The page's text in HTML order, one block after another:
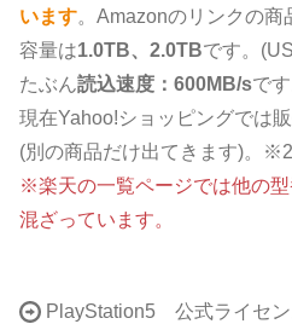
います。Amazonのリンクの商
容量は1.0TB、2.0TBです。
たぶん読込速度：600MB/sで
現在Yahoo!ショッピングでは
(別の商品だけ出てきます)。
※楽天の一覧ページでは他の
混ざっています。
PlayStation5 公式ライセ